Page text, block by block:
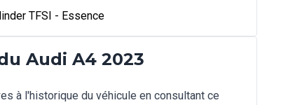
TFSI - Essence
Audi A4 2023
à l'historique du véhicule en consultant ce